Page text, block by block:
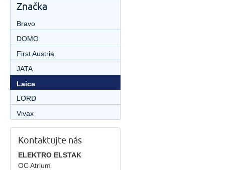
Značka
Bravo
DOMO
First Austria
JATA
Laica
LORD
Vivax
Kontaktujte nás
ELEKTRO ELSTAK
OC Atrium